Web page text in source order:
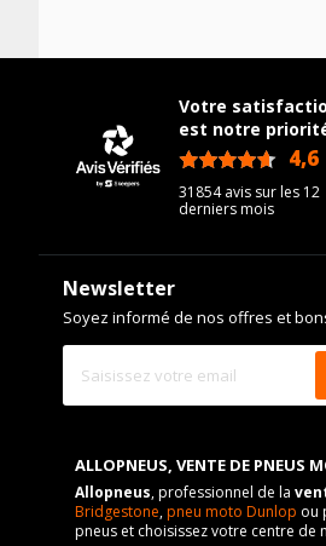
Votre
est notre
4,6
31854 avis sur les 12
derniers mois
Newsletter
Soyez informé de nos offres et
ALLOPNEUS, VENTE DE PNEUS
Allopneus, professionnel de la
Bridgestone,pneu moto Dunlop ou
pneus et choisissez votre centre de